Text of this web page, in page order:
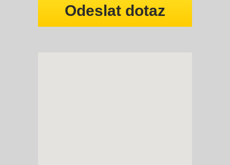
Odeslat dotaz